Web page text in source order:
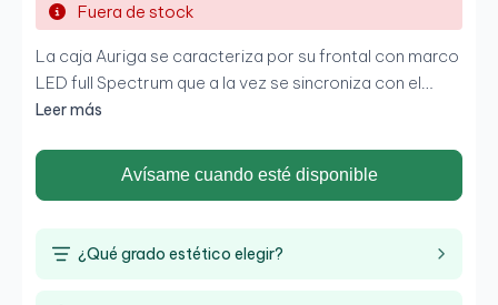
Fuera de stock
La caja Auriga se caracteriza por su frontal con marco
LED full Spectrum que a la vez se sincroniza con el
ventilador trasero Shield. Con pequeña joya de la Serie
altas prestaciones a un reducido precio sin renunciar a
nada. Cristal templado, Sujeción VGA incorporada,
SSD y 2 HDD... Descubre la nueva Serie Shield de Talius.
Leer más
Avísame cuando esté disponible
¿Qué grado estético elegir?